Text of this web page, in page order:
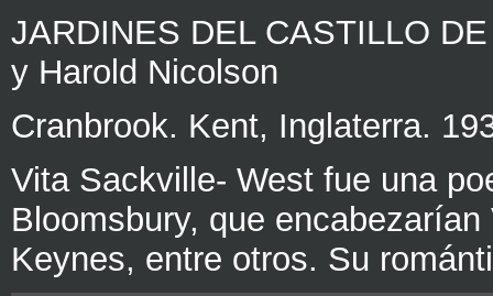
JARDINES DEL CASTILLO
y Harold Nicolson
Cranbrook. Kent, Inglaterra.
Vita Sackville- West fue una
Bloomsbury, que
Keynes, entre otros. Su